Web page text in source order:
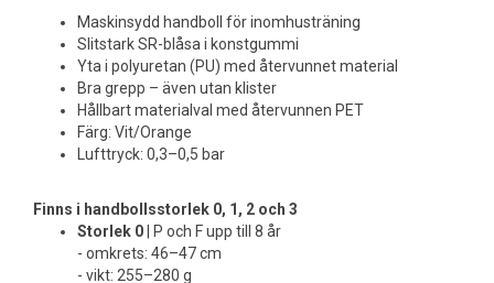
Maskinsydd handboll för inomhusträning
Slitstark SR-blåsa i konstgummi
Yta i polyuretan (PU) med återvunnet material
Bra grepp – även utan klister
Hållbart materialval med återvunnen PET
Färg: Vit/Orange
Lufttryck: 0,3–0,5 bar
Finns i handbollsstorlek 0, 1, 2 och 3
Storlek 0 | P och F upp till 8 år
- omkrets: 46–47 cm
- vikt: 255–280 g